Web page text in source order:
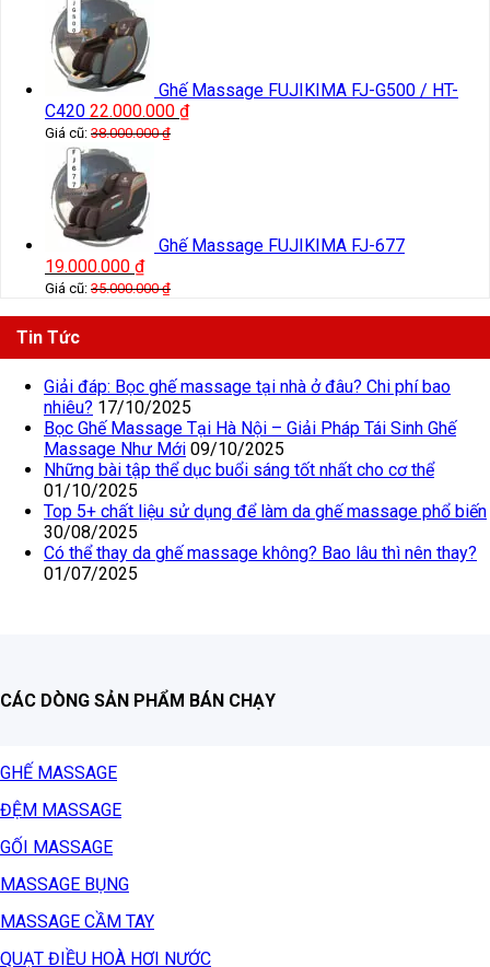
Ghế Massage FUJIKIMA FJ-G500 / HT-
C420 22.000.000 ₫
Giá cũ: 38.000.000₫
Ghế Massage FUJIKIMA FJ-677
19.000.000 ₫
Giá cũ: 35.000.000₫
Tin Tức
Giải đáp: Bọc ghế massage tại nhà ở đâu? Chi phí bao
nhiêu? 17/10/2025
Bọc Ghế Massage Tại Hà Nội – Giải Pháp Tái Sinh Ghế
Massage Như Mới 09/10/2025
Những bài tập thể dục buổi sáng tốt nhất cho cơ thể
01/10/2025
Top 5+ chất liệu sử dụng để làm da ghế massage phổ biến
30/08/2025
Có thể thay da ghế massage không? Bao lâu thì nên thay?
01/07/2025
CÁC DÒNG SẢN PHẨM BÁN CHẠY
GHẾ MASSAGE
ĐỆM MASSAGE
GỐI MASSAGE
MASSAGE BỤNG
MASSAGE CẦM TAY
QUẠT ĐIỀU HOÀ HƠI NƯỚC